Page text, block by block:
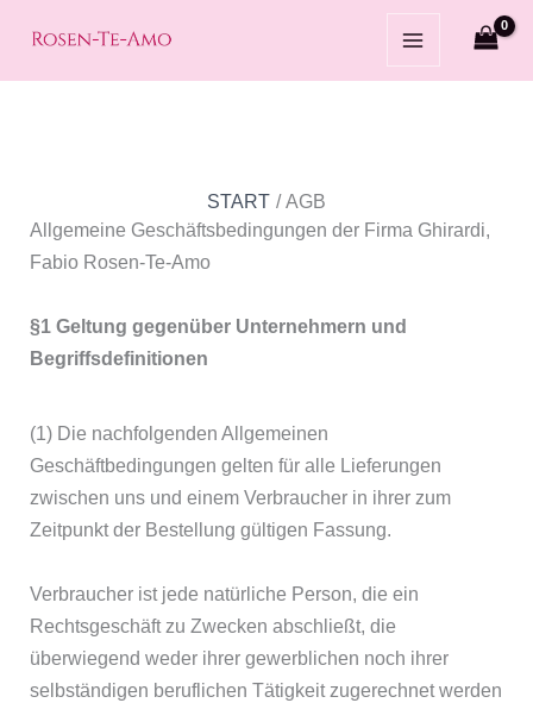
Inhalt
springen
START
AGB
Allgemeine Geschäftsbedingungen der Firma Ghirardi,
Fabio Rosen-Te-Amo
§1 Geltung gegenüber Unternehmern und
Begriffsdefinitionen
(1) Die nachfolgenden Allgemeinen
Geschäftbedingungen gelten für alle Lieferungen
zwischen uns und einem Verbraucher in ihrer zum
Zeitpunkt der Bestellung gültigen Fassung.
Verbraucher ist jede natürliche Person, die ein
Rechtsgeschäft zu Zwecken abschließt, die
überwiegend weder ihrer gewerblichen noch ihrer
selbständigen beruflichen Tätigkeit zugerechnet werden